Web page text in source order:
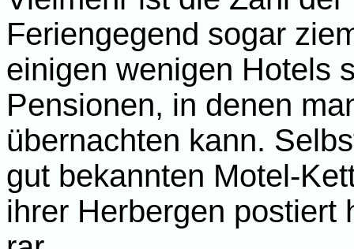
Feriengegend sogar
einigen wenigen Hotels
Pensionen, in denen
übernachten kann.
gut bekannten Motel-
ihrer Herbergen postiert